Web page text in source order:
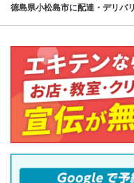
徳島県小松島市に配達・デリバ